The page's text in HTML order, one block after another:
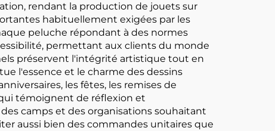
rendant la production de jouets sur
habituellement exigées par les
peluche répondant à des normes
permettant aux clients du monde
préservent l'intégrité artistique tout en
l'essence et le charme des dessins
les fêtes, les remises de
témoignent de réflexion et
camps et des organisations souhaitant
aussi bien des commandes unitaires que